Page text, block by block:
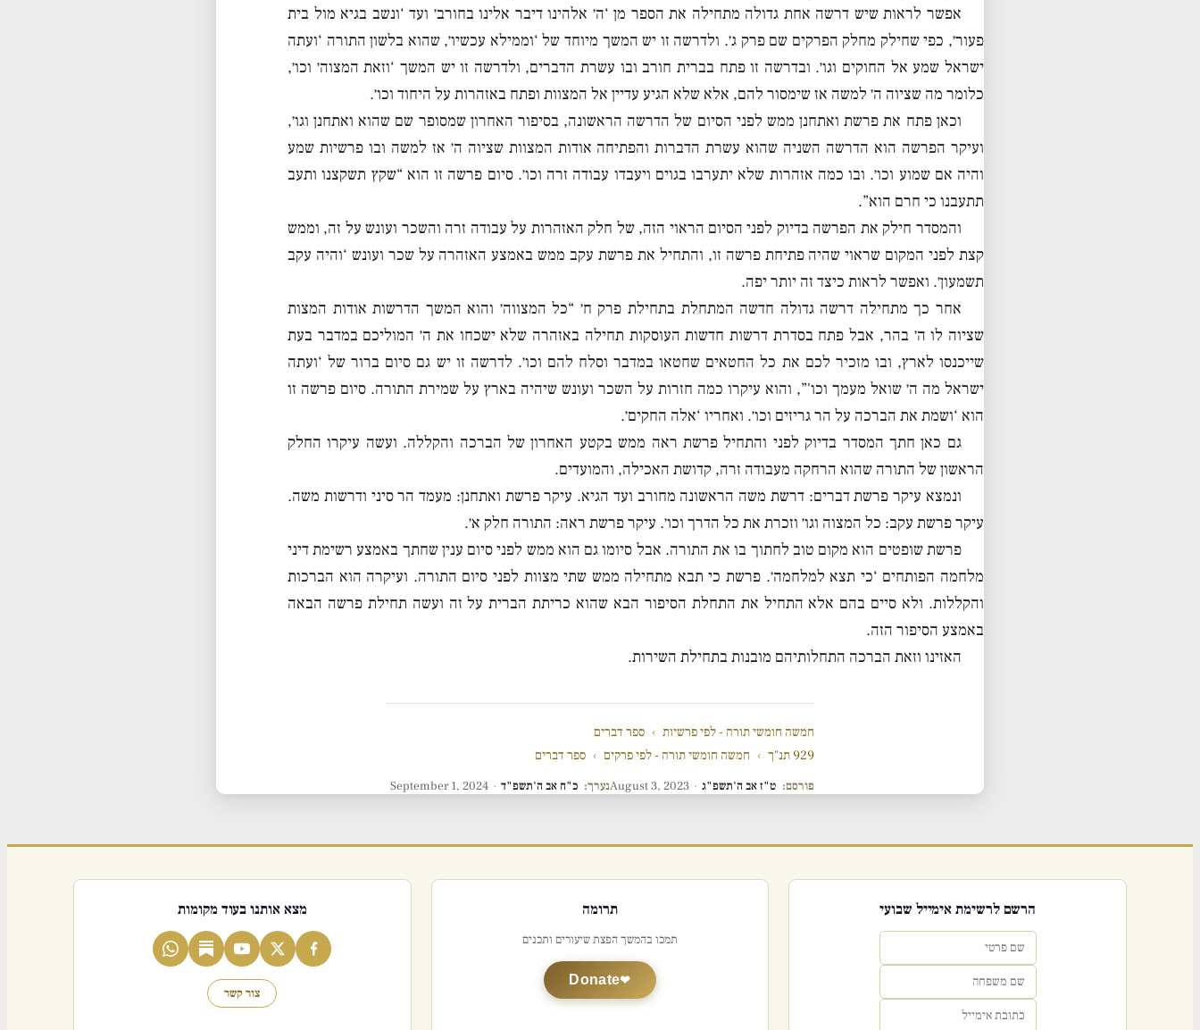
אפשר לראות שיש דרשה אחת גדולה מתחילה את הספר מן ‘ה׳ אלהינו דיבר אלינו בחורב׳ ועד ‘ונשב בגיא מול בית
פעור׳, כפי שחילק מחלק הפרקים שם פרק ג׳. ולדרשה זו יש המשך מיוחד של ‘וממילא עכשיו׳, שהוא בלשון התורה ‘ועתה
ישראל שמע אל החוקים וגו׳. ובדרשה זו פתח בברית חורב ובו עשרת הדברים, ולדרשה זו יש המשך ‘וזאת המצוה׳ וכו׳,
כלומר מה שציוה ה׳ למשה אז שימסור להם, אלא שלא הגיע עדיין אל המצוות ופתח באזהרות על היחוד וכו׳.
וכאן פתח את פרשת ואתחנן ממש לפני הסיום של הדרשה הראשונה, בסיפור האחרון שמסופר שם שהוא ואתחנן וגו׳,
ועיקר הפרשה הוא הדרשה השניה שהוא עשרת הדברות והפתיחה אודות המצוות שציוה ה׳ אז למשה ובו פרשיות שמע
והיה אם שמוע וכו׳. ובו כמה אזהרות שלא יתערבו בגוים ויעבדו עבודה זרה וכו׳. סיום פרשה זו הוא “שקץ תשקצנו ותעב
תתעבנו כי חרם הוא”.
והמסדר חילק את הפרשה בדיוק לפני הסיום הראוי הזה, של חלק האזהרות על עבודה זרה והשכר ועונש על זה, וממש
קצת לפני המקום שראוי שהיה פתיחת פרשה זו, והתחיל את פרשת עקב ממש באמצע האזהרה על שכר ועונש ‘והיה עקב
תשמעון׳. ואפשר לראות כיצד זה יותר יפה.
אחר כך מתחילה דרשה גדולה חדשה המתחלת בתחילת פרק ח׳ “כל המצווה׳ והוא המשך הדרשות אודות המצות
שציוה לו ה׳ בהר, אבל פתח בסדרת דרשות חדשות העוסקות תחילה באזהרה שלא ישכחו את ה׳ המוליכם במדבר בעת
שייכנסו לארץ, ובו מזכיר לכם את כל החטאים שחטאו במדבר וסלח להם וכו׳. לדרשה זו יש גם סיום ברור של ‘ועתה
ישראל מה ה׳ שואל מעמך וכו'”, והוא עיקרו כמה חזרות על השכר ועונש שיהיה בארץ על שמירת התורה. סיום פרשה זו
הוא ‘ושמת את הברכה על הר גריזים וכו׳. ואחריו ‘אלה החקים׳.
גם כאן חתך המסדר בדיוק לפני והתחיל פרשת ראה ממש בקטע האחרון של הברכה והקללה. ועשה עיקרו החלק
הראשון של התורה שהוא הרחקה מעבודה זרה, קדושת האכילה, והמועדים.
ונמצא עיקר פרשת דברים: דרשת משה הראשונה מחורב ועד הגיא. עיקר פרשת ואתחנן: מעמד הר סיני ודרשות משה.
עיקר פרשת עקב: כל המצוה וגו׳ וזכרת את כל הדרך וכו׳. עיקר פרשת ראה: התורה חלק א׳.
פרשת שופטים הוא מקום טוב לחתוך בו את התורה. אבל סיומו גם הוא ממש לפני סיום ענין שחתך באמצע רשימת דיני
מלחמה הפותחים ‘כי תצא למלחמה׳. פרשת כי תבא מתחילה ממש שתי מצוות לפני סיום התורה. ועיקרה הוא הברכות
והקללות. ולא סיים בהם אלא התחיל את התחלת הסיפור הבא שהוא כריתת הברית על זה ועשה תחילת פרשה הבאה
באמצע הסיפור הזה.
האזינו וזאת הברכה התחלותיהם מובנות בתחילת השירות.
חמשה חומשי תורה - לפי פרשיות › ספר דברים
929 תנ"ך
› חמשה חומשי תורה - לפי פרקים › ספר דברים
פורסם: ט"ז אב ה'תשפ"ג ·
August 3, 2023נערך: כ"ח אב ה'תשפ"ד ·
September 1, 2024
הרשם לרשימת אימייל שבועי תרומה
תמכו בהמשך הפצת שיעורים ותכנים
Donate
מצא אותנו בעוד מקומות
צור קשר